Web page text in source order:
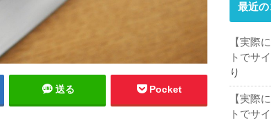
送る Pocket
最近の
【実際
トでサ
り
【実際
トでサ